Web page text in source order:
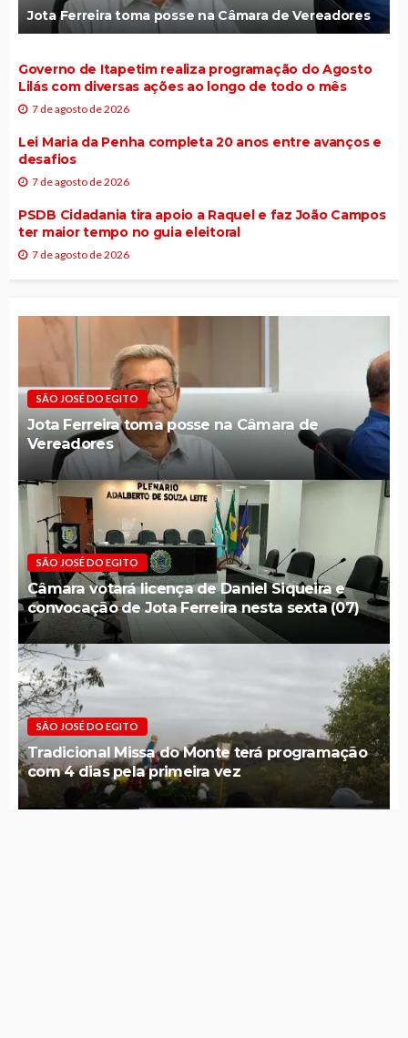
Jota Ferreira toma posse na Câmara de Vereadores
Governo de Itapetim realiza programação do Agosto
Lilás com diversas ações ao longo de todo o mês
7 de agosto de 2026
Lei Maria da Penha completa 20 anos entre avanços e
desafios
7 de agosto de 2026
PSDB Cidadania tira apoio a Raquel e faz João Campos
ter maior tempo no guia eleitoral
7 de agosto de 2026
SÃO JOSÉ DO EGITO
Jota Ferreira toma posse na Câmara de
Vereadores
SÃO JOSÉ DO EGITO
Câmara votará licença de Daniel Siqueira e
convocação de Jota Ferreira nesta sexta (07)
SÃO JOSÉ DO EGITO
Tradicional Missa do Monte terá programação
com 4 dias pela primeira vez